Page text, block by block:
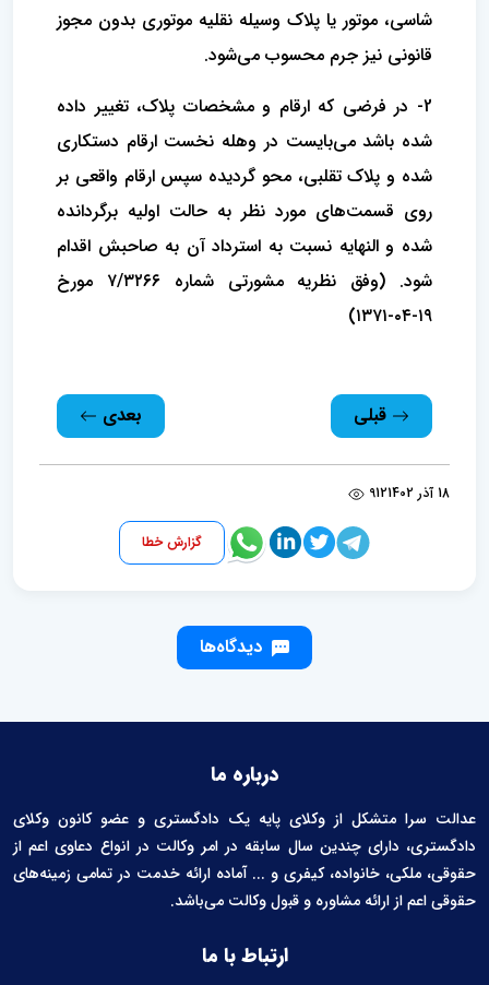
شاسی، موتور یا پلاک وسیله نقلیه موتوری بدون مجوز
قانونی نیز جرم محسوب می‌شود.
2- در فرضی که ارقام و مشخصات پلاک، تغییر داده
شده باشد می‌بایست در وهله نخست ارقام دستکاری
شده و‌ پلاک تقلبی، محو‌ گردیده سپس ارقام واقعی بر
روی قسمت‌های مورد نظر به حالت اولیه برگردانده
شده و النهایه نسبت به استرداد آن به صاحبش اقدام
شود. (وفق نظریه مشورتی شماره ۷/۳۲۶۶ مورخ
۱۹-۰۴-۱۳۷۱)
قبلی بعدی
18 آذر 1402 912
گزارش خطا
دیدگاه‌ها
درباره ما
عدالت سرا متشکل از وکلای پایه یک دادگستری و عضو کانون وکلای
دادگستری، دارای چندین سال سابقه در امر وکالت در انواع دعاوی اعم از
حقوقی، ملکی، خانواده، کیفری و ... آماده ارائه خدمت در تمامی زمینه‌های
حقوقی اعم از ارائه مشاوره و قبول وکالت می‌باشد.
ارتباط با ما